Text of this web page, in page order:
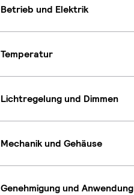
Betrieb und Elektrik
Temperatur
Lichtregelung und Dimmen
Mechanik und Gehäuse
Genehmigung und Anwendung